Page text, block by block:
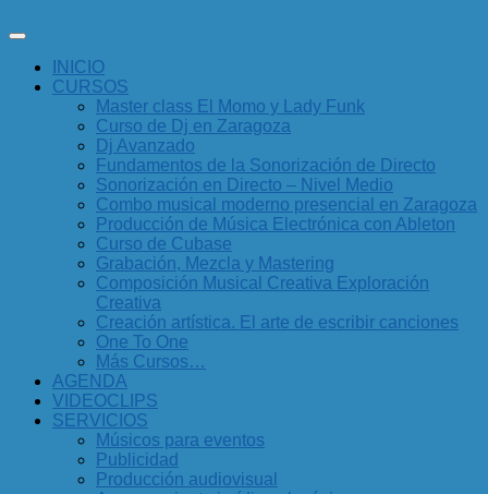
INICIO
CURSOS
Master class El Momo y Lady Funk
Curso de Dj en Zaragoza
Dj Avanzado
Fundamentos de la Sonorización de Directo
Sonorización en Directo – Nivel Medio
Combo musical moderno presencial en Zaragoza
Producción de Música Electrónica con Ableton
Curso de Cubase
Grabación, Mezcla y Mastering
Composición Musical Creativa Exploración
Creativa
Creación artística. El arte de escribir canciones
One To One
Más Cursos…
AGENDA
VIDEOCLIPS
SERVICIOS
Músicos para eventos
Publicidad
Producción audiovisual